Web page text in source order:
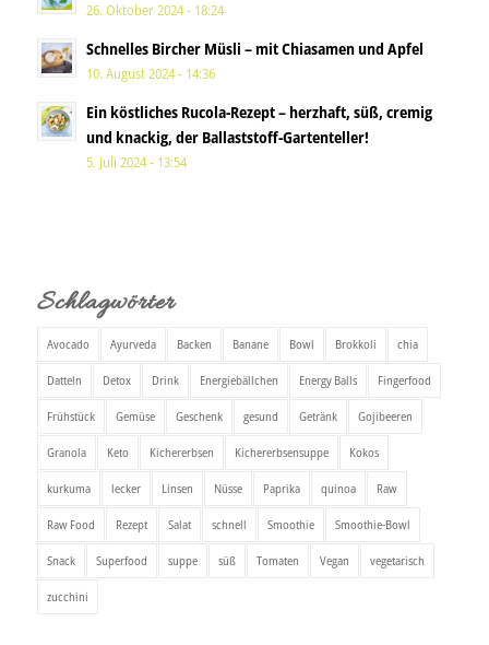
26. Oktober 2024 - 18:24
Schnelles Bircher Müsli – mit Chiasamen und Apfel
10. August 2024 - 14:36
Ein köstliches Rucola-Rezept – herzhaft, süß, cremig
und knackig, der Ballaststoff-Gartenteller!
5. Juli 2024 - 13:54
Schlagwörter
Avocado Ayurveda Backen Banane Bowl Brokkoli chia
Datteln Detox Drink Energiebällchen Energy Balls Fingerfood
Frühstück Gemüse Geschenk gesund Getränk Gojibeeren
Granola Keto Kichererbsen Kichererbsensuppe Kokos
kurkuma lecker Linsen Nüsse Paprika quinoa Raw
Raw Food Rezept Salat schnell Smoothie Smoothie-Bowl
Snack Superfood suppe süß Tomaten Vegan vegetarisch
zucchini